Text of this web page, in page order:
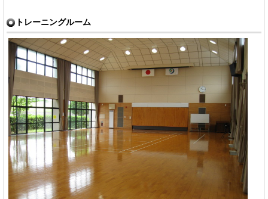
トレーニングルーム